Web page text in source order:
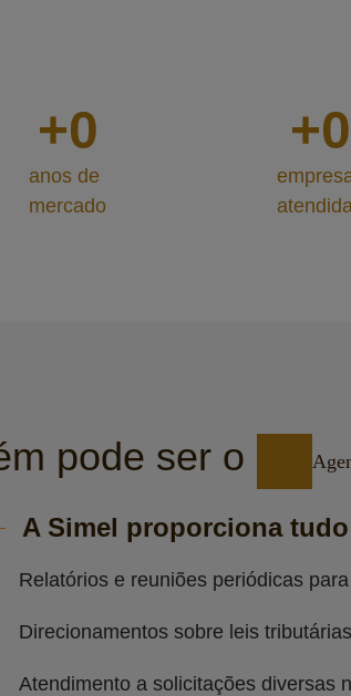
anos de
mercado
+0 +0
pode ser o
A Simel proporciona
Relatórios e reuniões periódicas
Direcionamentos sobre leis
Atendimento a solicitações diversas